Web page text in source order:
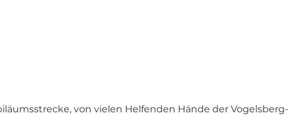
von vielen Helfenden Hände der Vogelsberg-